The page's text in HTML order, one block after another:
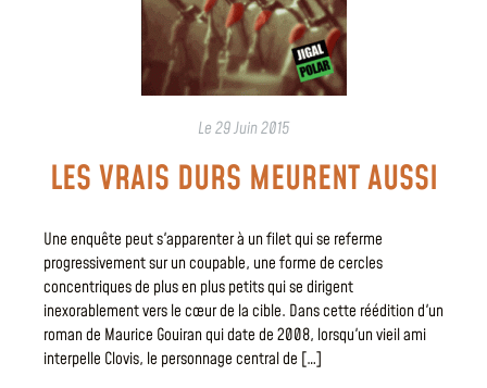
Le29 Juin 2015
LES VRAIS DURS MEURENT AUSSI
Une enquête peut s'apparenter à un filet qui se referme
progressivement sur un coupable, une forme de cercles
concentriques de plus en plus petits qui se dirigent
inexorablement vers le cœur de la cible. Dans cette réédition d'un
roman de Maurice Gouiran qui date de 2008, lorsqu'un vieil ami
interpelle Clovis, le personnage central de […]